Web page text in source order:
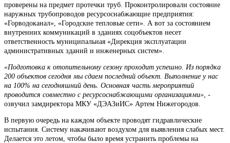
проверены на предмет протечки труб. Проконтролировали состояние
наружных трубопроводов ресурсоснабжающие предприятия:
«Горводоканал», «Городские тепловые сети». А вот за состоянием
внутренних коммуникаций в зданиях соцобъектов несет
ответственность муниципальная «Дирекция эксплуатации
административных зданий и инженерных систем».
«Подготовка к отопительному сезону проходит успешно. Из порядка
200 объектов сегодня мы сдаем последний объект. Выполнение у нас
на 100% на сегодняшний день. Основная часть мероприятий
проводится совместно с ресурсоснабжающими организациями» , -
озвучил замдиректора МКУ «ДЭАЗиИС» Артем Нижегородов.
В первую очередь на каждом объекте проводят гидравлические
испытания. Систему накачивают воздухом для выявления слабых мест.
Делается это летом, чтобы было время устранить проблемы на